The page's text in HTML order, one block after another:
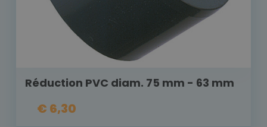
Réduction PVC diam. 75 mm - 63 mm
€ 6,30